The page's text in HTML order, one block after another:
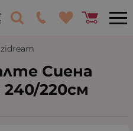
Сиена
220см